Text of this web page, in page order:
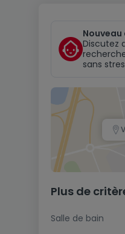
Nouveau
Discutez
sans
Plus de
Salle de bain